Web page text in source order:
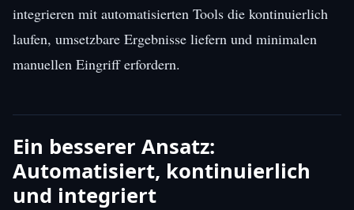
integrieren mit automatisierten Tools die kontinuierlich
laufen, umsetzbare Ergebnisse liefern und minimalen
manuellen Eingriff erfordern.
Ein besserer Ansatz:
Automatisiert, kontinuierlich
und integriert